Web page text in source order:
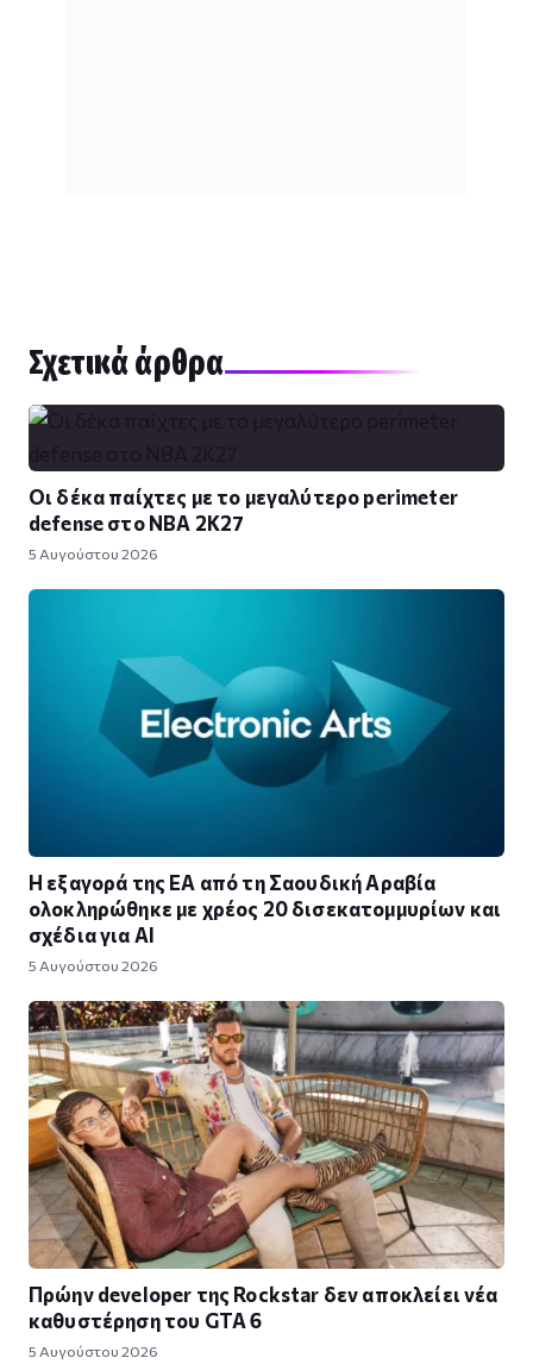
Σχετικά άρθρα
Οι δέκα παίχτες με το μεγαλύτερο perimeter
defense στο NBA 2K27
5 Αυγούστου 2026
Η εξαγορά της EA από τη Σαουδική Αραβία
ολοκληρώθηκε με χρέος 20 δισεκατομμυρίων και
σχέδια για AI
5 Αυγούστου 2026
Πρώην developer της Rockstar δεν αποκλείει νέα
καθυστέρηση του GTA 6
5 Αυγούστου 2026